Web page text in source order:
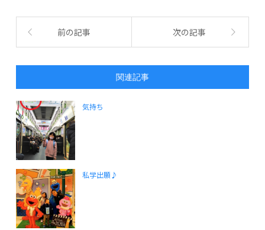
前の記事 次の記事
関連記事
気持ち
私学出願♪